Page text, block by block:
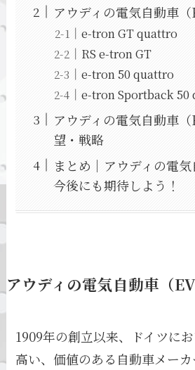
アウディの電気自動車
e-tron GT quattro
RS e-tron GT
e-tron 50 quattro
e-tron Sportback 50
アウディの電気自動車
望・戦略
まとめ｜アウディの電
今後にも期待しよう！
アウディの電気自動車（
1909年の創立以来、ドイツに
高い、価値のある自動車メー